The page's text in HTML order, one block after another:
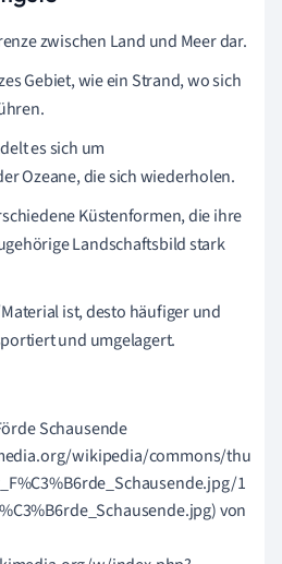
zwischen Land und Meer dar.
Gebiet, wie ein Strand, wo sich
es sich um
Ozeane, die sich wiederholen.
Küstenformen, die ihre
Landschaftsbild stark
ist, desto häufiger und
und umgelagert.
Schausende
wikipedia/commons/thu
1
von